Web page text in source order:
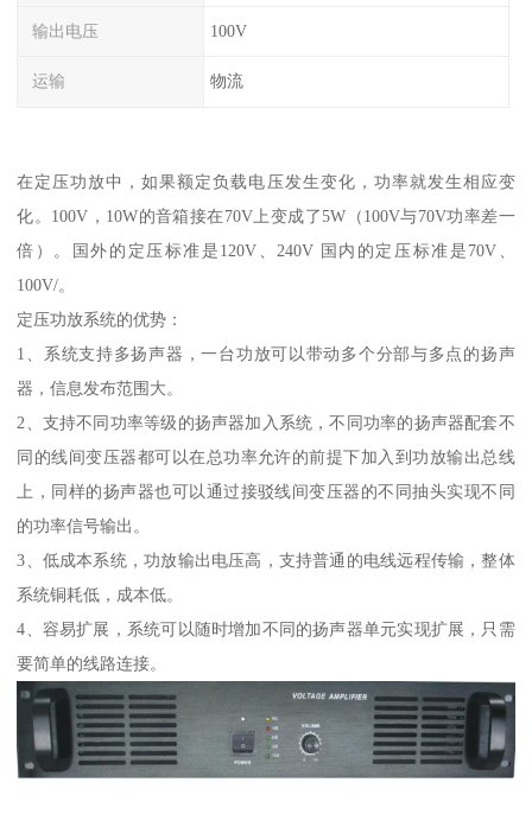
输出电压 100V
运输 物流
在定压功放中，如果额定负载电压发生变化，功率就发生相应变
化。100V，10W的音箱接在70V上变成了5W（100V与70V功率差一
倍）。国外的定压标准是120V、240V 国内的定压标准是70V、
100V/。
定压功放系统的优势：
1、系统支持多扬声器，一台功放可以带动多个分部与多点的扬声
器，信息发布范围大。
2、支持不同功率等级的扬声器加入系统，不同功率的扬声器配套不
同的线间变压器都可以在总功率允许的前提下加入到功放输出总线
上，同样的扬声器也可以通过接驳线间变压器的不同抽头实现不同
的功率信号输出。
3、低成本系统，功放输出电压高，支持普通的电线远程传输，整体
系统铜耗低，成本低。
4、容易扩展，系统可以随时增加不同的扬声器单元实现扩展，只需
要简单的线路连接。